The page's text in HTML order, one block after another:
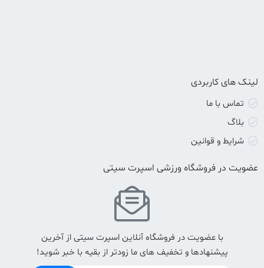
لینک های کاربردی
تماس با ما
بلاگ
شرایط و قوانین
عضویت در فروشگاه ورزشی اسپرت سیتی
با عضویت در فروشگاه آنلاین اسپرت سیتی از آخرین
پیشنهادها و تخفیف های ما زودتر از بقیه با خبر شوید!